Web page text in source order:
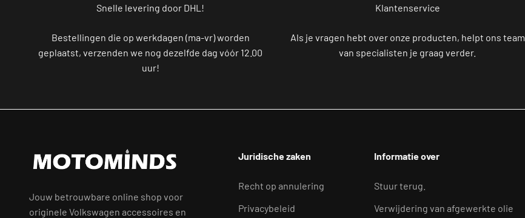
Snelle levering door DHL!
Bestellingen die op werkdagen (ma-vr) worden
geplaatst, verzenden we nog dezelfde dag vóór 12.00
uur!
Klantenservice
Als je vragen hebt over onze producten, helpt ons team
van specialisten je graag verder.
Jouw betrouwbare online shop voor
originele Volkswagen accessoires en
Juridische zaken
Recht op annulering
Privacybeleid
Informatie over
Stuur terug.
Verwijdering van afgewerkte olie